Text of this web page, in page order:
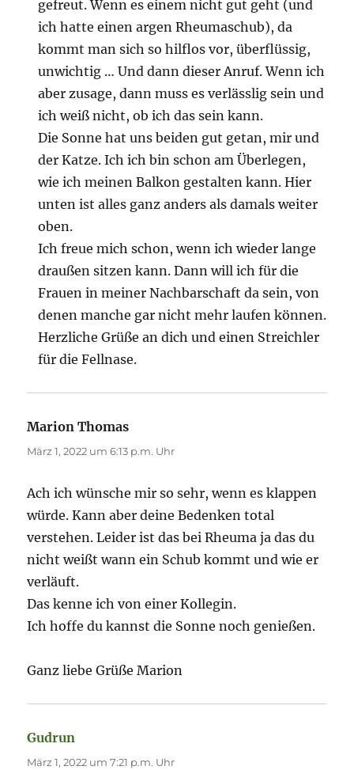
gefreut. Wenn es einem nicht gut geht (und
ich hatte einen argen Rheumaschub), da
kommt man sich so hilflos vor, überflüssig,
unwichtig … Und dann dieser Anruf. Wenn ich
aber zusage, dann muss es verlässlig sein und
ich weiß nicht, ob ich das sein kann.
Die Sonne hat uns beiden gut getan, mir und
der Katze. Ich ich bin schon am Überlegen,
wie ich meinen Balkon gestalten kann. Hier
unten ist alles ganz anders als damals weiter
oben.
Ich freue mich schon, wenn ich wieder lange
draußen sitzen kann. Dann will ich für die
Frauen in meiner Nachbarschaft da sein, von
denen manche gar nicht mehr laufen können.
Herzliche Grüße an dich und einen Streichler
für die Fellnase.
Marion Thomas
März 1, 2022 um 6:13 p.m. Uhr
Ach ich wünsche mir so sehr, wenn es klappen
würde. Kann aber deine Bedenken total
verstehen. Leider ist das bei Rheuma ja das du
nicht weißt wann ein Schub kommt und wie er
verläuft.
Das kenne ich von einer Kollegin.
Ich hoffe du kannst die Sonne noch genießen.
Ganz liebe Grüße Marion
Gudrun
März 1, 2022 um 7:21 p.m. Uhr